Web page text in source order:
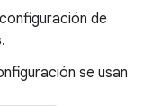
de
se usan